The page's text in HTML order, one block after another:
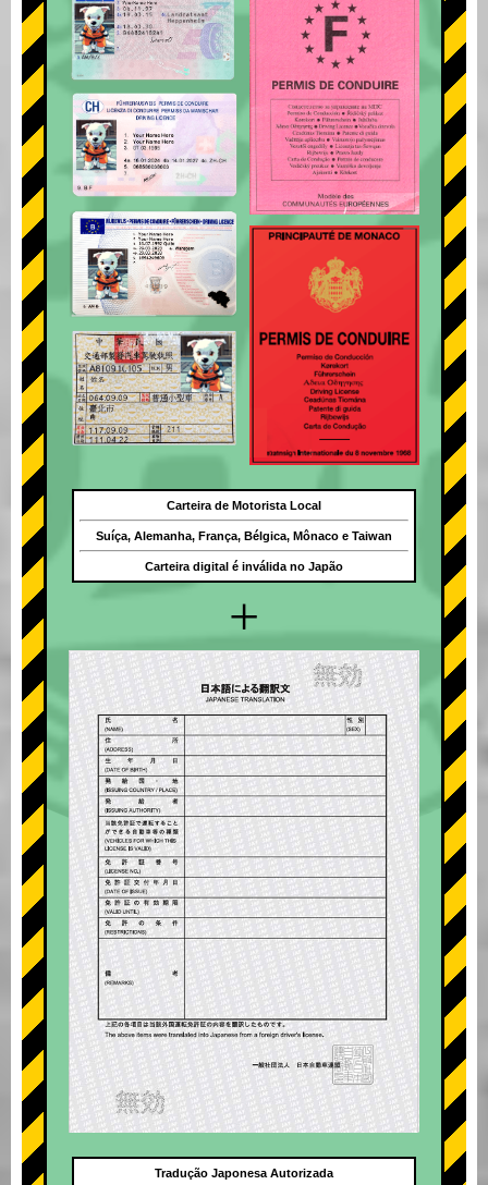
+
Carteira de Motorista Local
Suíça, Alemanha, França, Bélgica, Mônaco e Taiwan
Carteira digital é inválida no Japão
Tradução Japonesa Autorizada